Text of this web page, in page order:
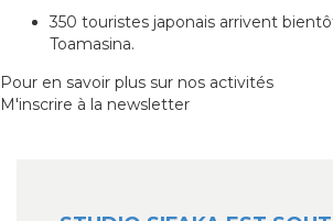
350 touristes japonais arrivent
Toamasina.
Pour en savoir plus sur nos activités
M'inscrire à la newsletter